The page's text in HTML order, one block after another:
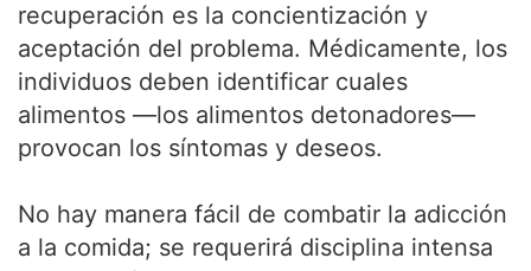
recuperación es la concientización y
aceptación del problema. Médicamente, los
individuos deben identificar cuales
alimentos —los alimentos detonadores—
provocan los síntomas y deseos.
No hay manera fácil de combatir la adicción
a la comida; se requerirá disciplina intensa